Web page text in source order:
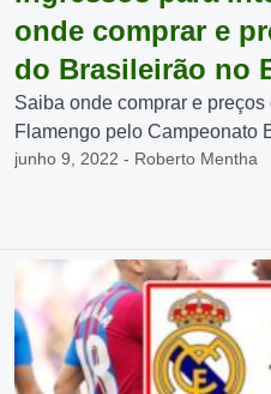
onde comprar e
do Brasileirão no
Saiba onde comprar e
Flamengo pelo Campeonato
junho 9, 2022 - Roberto Mentha